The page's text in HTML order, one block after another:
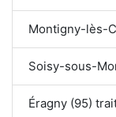
Montigny-lès-
Soisy-sous-
Éragny (95)